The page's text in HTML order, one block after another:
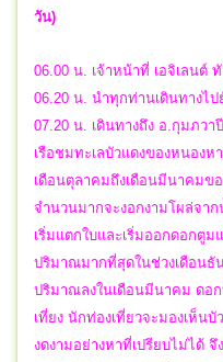
วัน)
06.00 น. เจ้าหน้าที่ เอจิเลนต์
06.20 น. นำทุกท่านเดินทางไป
07.20 น. เดินทางถึง อ.กุมภว
เรือชมทะเลบัวแดงของหนองห
เดือนตุลาคมถึงเดือนมีนาคมข
จำนวนมากจะงอกงามโผล่จา
เริ่มแตกใบและเริ่มออกดอกตู
ปริมาณมากที่สุดในช่วงเดือน
ปริมาณลงในเดือนมีนาคม ดอ
เที่ยง นักท่องเที่ยวจะมองเห็น
งดงามอย่างหาที่เปรียบไม่ได้